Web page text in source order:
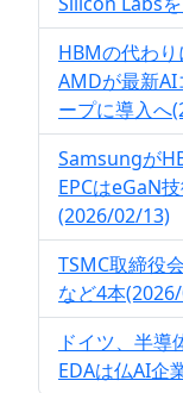
HBMの代わり
AMDが最新AI
ープに導入へ
Samsungが
EPCはeGaN
(2026/02/13)
TSMC取締役
など4本
ドイツ、半
EDAは仏AI企